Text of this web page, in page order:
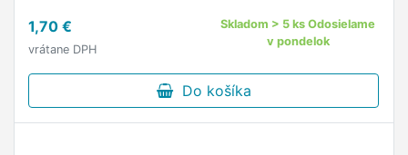
1,70 €
vrátane DPH
Skladom > 5 ks Odosielame
v pondelok
Do košíka